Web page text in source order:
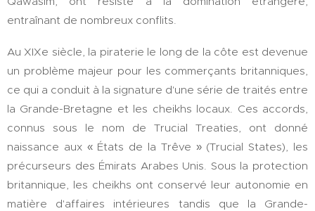
entraînant de nombreux conflits.
Au XIXe siècle, la piraterie le long de la côte est devenue
un problème majeur pour les commerçants britanniques,
ce qui a conduit à la signature d'une série de traités entre
la Grande-Bretagne et les cheikhs locaux. Ces accords,
connus sous le nom de Trucial Treaties, ont donné
naissance aux « États de la Trêve » (Trucial States), les
précurseurs des Émirats Arabes Unis. Sous la protection
britannique, les cheikhs ont conservé leur autonomie en
matière d'affaires intérieures tandis que la Grande-